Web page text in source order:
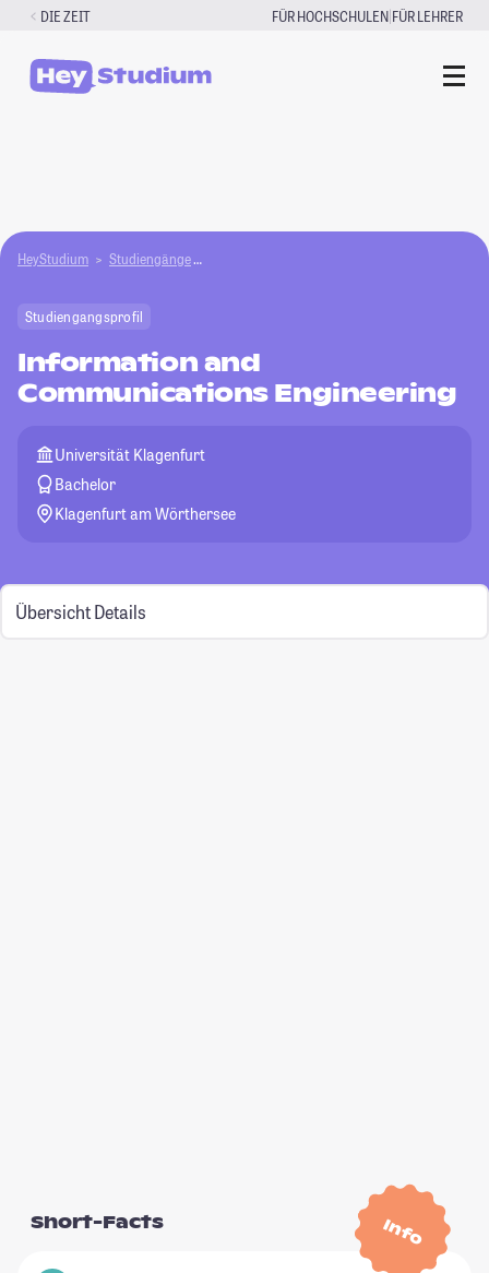
Zum
springen
DIE ZEIT FÜR HOCHSCHULEN|FÜR LEHRER
HeyStudium Studiengänge
Studiengangsprofil
Information and
Communications Engineering
Universität Klagenfurt
Bachelor
Klagenfurt am Wörthersee
Übersicht Details
Info
Short-Facts